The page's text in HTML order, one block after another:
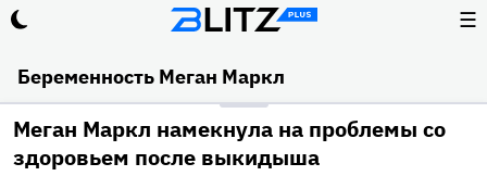
☰
Беременность Меган Маркл
Меган Маркл намекнула на проблемы со
здоровьем после выкидыша